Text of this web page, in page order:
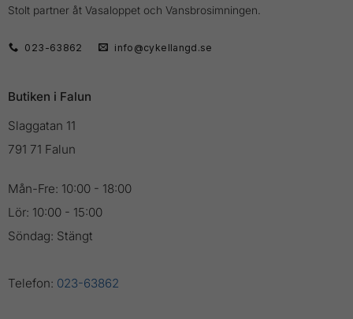
Stolt partner åt Vasaloppet och Vansbrosimningen.
023-63862 info@cykellangd.se
Butiken i Falun
Slaggatan 11
791 71 Falun
Mån-Fre: 10:00 - 18:00
Lör: 10:00 - 15:00
Söndag: Stängt
Telefon: 023-63862